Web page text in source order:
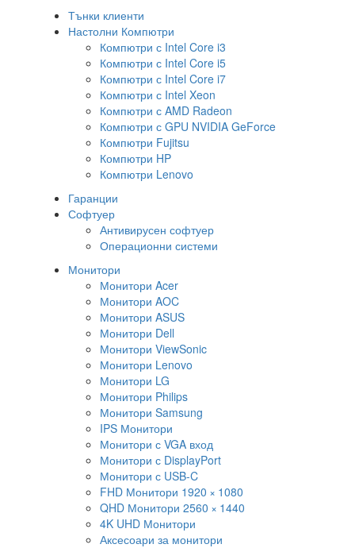
Тънки клиенти
Настолни Компютри
Компютри с Intel Core i3
Компютри с Intel Core i5
Компютри с Intel Core i7
Компютри с Intel Xeon
Компютри с AMD Radeon
Компютри с GPU NVIDIA GeForce
Компютри Fujitsu
Компютри HP
Компютри Lenovo
Гаранции
Софтуер
Антивирусен софтуер
Операционни системи
Монитори
Монитори Acer
Монитори AOC
Монитори ASUS
Монитори Dell
Монитори ViewSonic
Монитори Lenovo
Монитори LG
Монитори Philips
Монитори Samsung
IPS Монитори
Монитори с VGA вход
Монитори с DisplayPort
Монитори с USB-C
FHD Монитори 1920 × 1080
QHD Монитори 2560 × 1440
4K UHD Монитори
Аксесоари за монитори